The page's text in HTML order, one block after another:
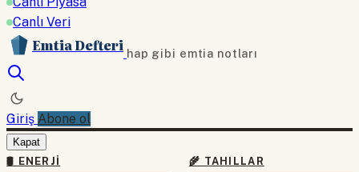
Canlı Veri
Emtia Defteri hap gibi emtia notları
Giriş Abone ol
Kapat
🛢 ENERJI
🌾 TAHILLAR